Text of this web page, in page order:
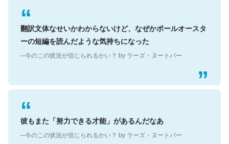
翻訳文体なせいかわからないけど、なぜかポールオースタ
ーの短編を読んだような気持ちになった
彼もまた「努力できる才能」があるんだなあ